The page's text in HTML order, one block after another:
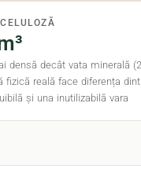
densă decât vata minerală
fizică reală face diferența
și una inutilizabilă vara